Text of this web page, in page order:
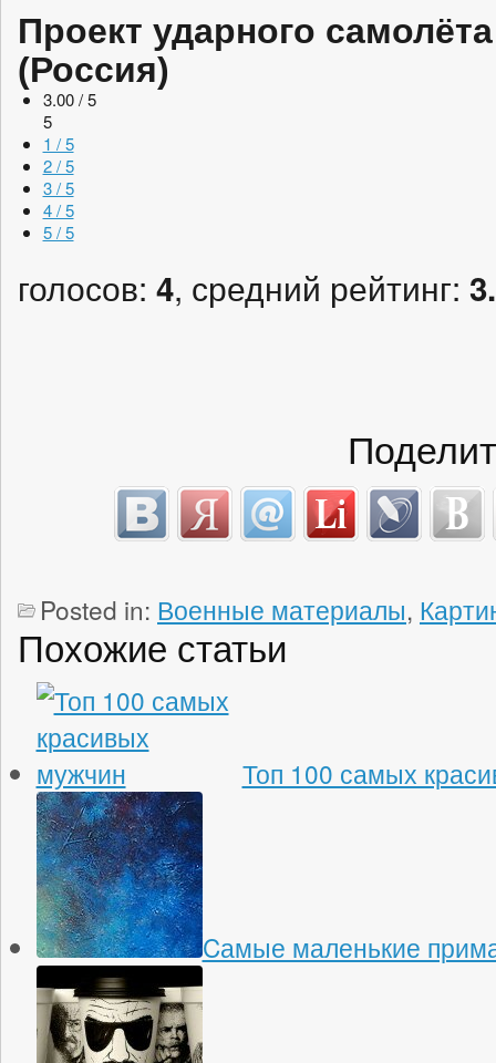
Проект ударного
(Россия)
3.00 / 5
5
1 / 5
2 / 5
3 / 5
4 / 5
5 / 5
голосов: 4, средний рейтинг:
Posted in: Военные материалы,
Похожие статьи
Топ 100 самых
Cамые маленькие